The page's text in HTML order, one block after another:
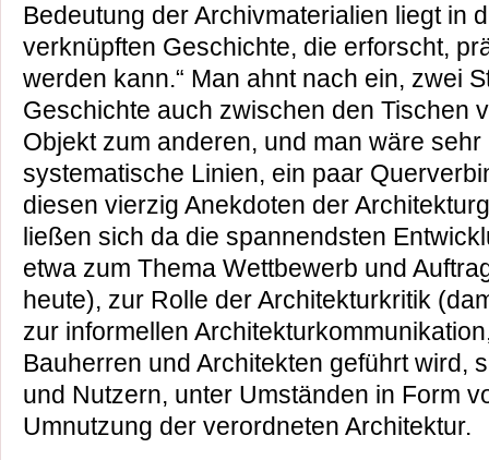
Bedeutung der Archivmaterialien liegt in
verknüpften Geschichte, die erforscht,
werden kann.“ Man ahnt nach ein, zwei
Geschichte auch zwischen den Tischen
Objekt zum anderen, und man wäre
systematische Linien, ein paar
diesen vierzig Anekdoten der
ließen sich da die spannendsten
etwa zum Thema Wettbewerb und
heute), zur Rolle der Architekturkritik
zur informellen
Bauherren und Architekten geführt wird,
und Nutzern, unter Umständen in Form
Umnutzung der verordneten Architektur.